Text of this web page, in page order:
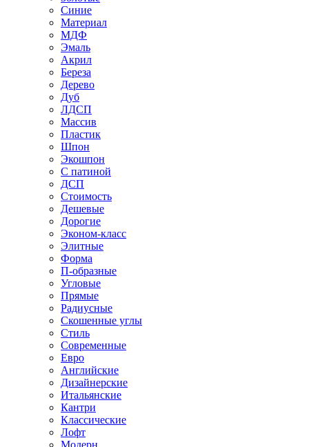
Синие
Материал
МДФ
Эмаль
Акрил
Береза
Дерево
Дуб
ЛДСП
Массив
Пластик
Шпон
Экошпон
С патиной
ДСП
Стоимость
Дешевые
Дорогие
Эконом-класс
Элитные
Форма
П-образные
Угловые
Прямые
Радиусные
Скошенные углы
Стиль
Современные
Евро
Английские
Дизайнерские
Итальянские
Кантри
Классические
Лофт
Модерн